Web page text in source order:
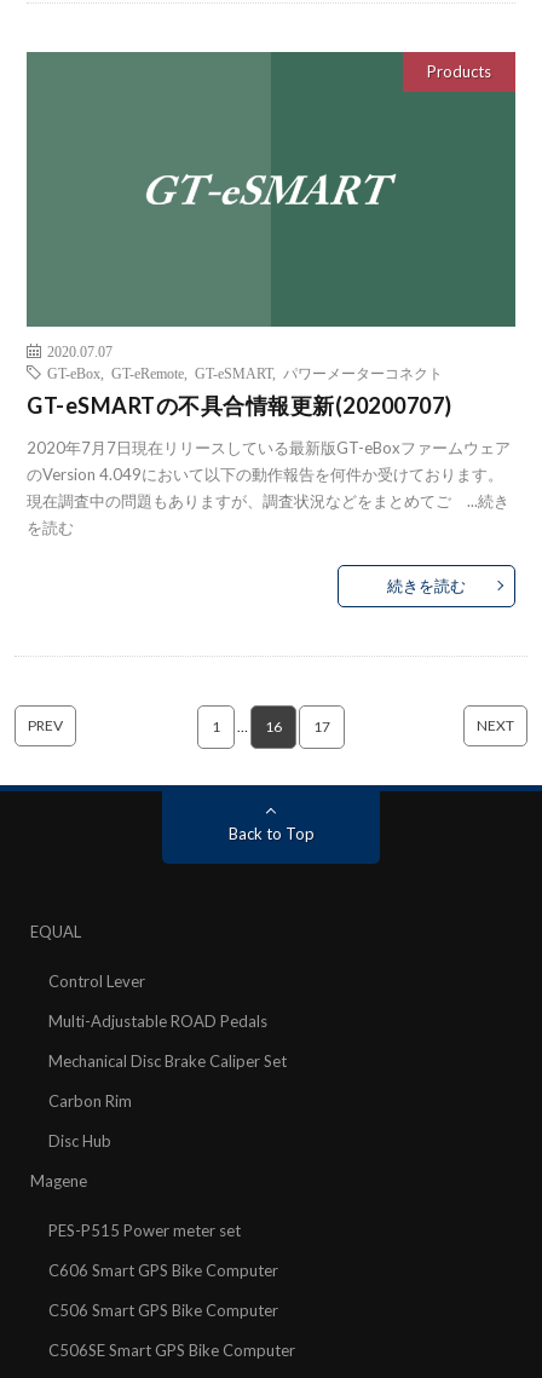
Products
2020.07.07
GT-eBox
GT-eRemote GT-eSMART, パワーメーターコネクト
GT-eSMARTの不具合情報更新(20200707)
2020年7月7日現在リリースしている最新版GT-eBoxファームウェア
のVersion 4.049において以下の動作報告を何件か受けております。
現在調査中の問題もありますが、調査状況などをまとめてご ...続き
を読む
続きを読む
PREV 1 16 17 NEXT
Back to Top
EQUAL
Control Lever
Multi-Adjustable ROAD Pedals
Mechanical Disc Brake Caliper Set
Carbon Rim
Disc Hub
Magene
PES-P515 Power meter set
C606 Smart GPS Bike Computer
C506 Smart GPS Bike Computer
C506SE Smart GPS Bike Computer